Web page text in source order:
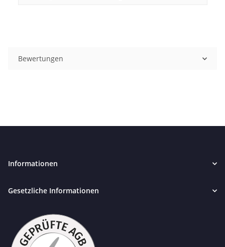
Bewertungen
Informationen
Gesetzliche Informationen